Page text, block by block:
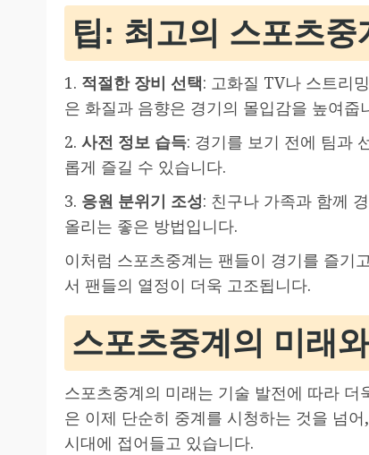
팁: 최고의 스포츠
1. 적절한 장비 선택: 고화질 TV나 스트리
은 화질과 음향은 경기의 몰입감을 높여줍
2. 사전 정보 습득: 경기를 보기 전에 팀과
롭게 즐길 수 있습니다.
3. 응원 분위기 조성: 친구나 가족과 함께
올리는 좋은 방법입니다.
이처럼 스포츠중계는 팬들이 경기를 즐기
서 팬들의 열정이 더욱 고조됩니다.
스포츠중계의 미래
스포츠중계의 미래는 기술 발전에 따라
은 이제 단순히 중계를 시청하는 것을 넘
시대에 접어들고 있습니다.